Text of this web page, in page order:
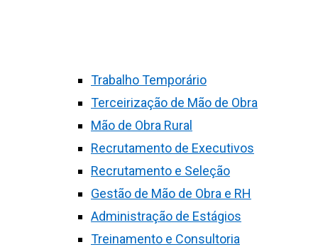
Trabalho Temporário
Terceirização de Mão de Obra
Mão de Obra Rural
Recrutamento de Executivos
Recrutamento e Seleção
Gestão de Mão de Obra e RH
Administração de Estágios
Treinamento e Consultoria